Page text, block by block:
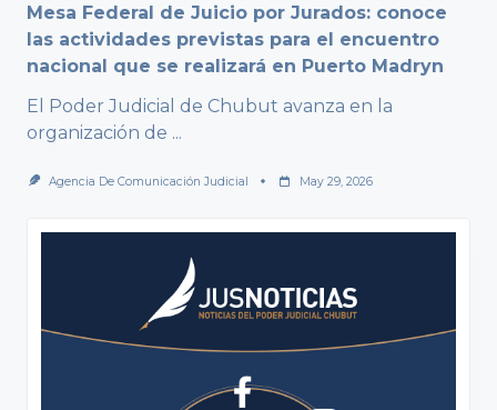
Mesa Federal de Juicio por Jurados: conoce
las actividades previstas para el encuentro
nacional que se realizará en Puerto Madryn
El Poder Judicial de Chubut avanza en la
organización de ...
Agencia De Comunicación Judicial May 29, 2026